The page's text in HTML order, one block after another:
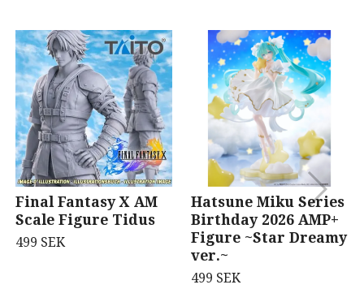
Final Fantasy X AM
Scale Figure Tidus
499 SEK
Hatsune Miku Series
Birthday 2026 AMP+
Figure ~Star Dreamy
ver.~
499 SEK